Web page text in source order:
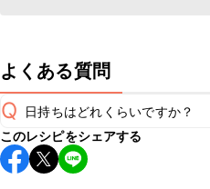
よくある質問
Q 日持ちはどれくらいですか？
こちらのレシピは出来たてをお
すすめします。
このレシピをシェアする